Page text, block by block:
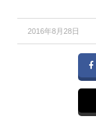
2016年8月28日